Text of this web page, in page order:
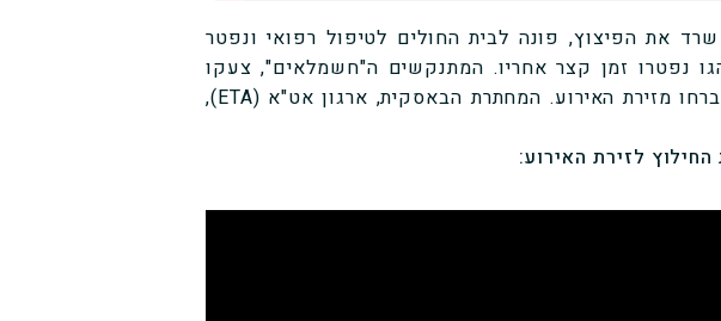
את הפיצוץ, פונה לבית החולים לטיפול רפואי ונפטר
ונהגו נפטרו זמן קצר אחריו. המתנקשים ה"חשמלאים", צעקו
לעוברים ושבים שהיה פיצוץ גז ומיד ברחו מזירת האירוע. המחתרת הבאסקית, ארגון אט"א (ETA),
לזירת האירוע: